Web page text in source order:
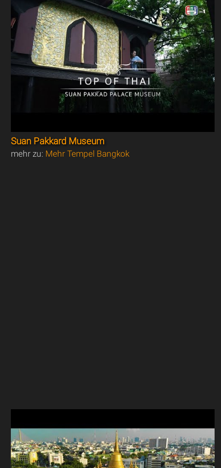
Suan Pakkard Museum
mehr zu: Mehr Tempel Bangkok